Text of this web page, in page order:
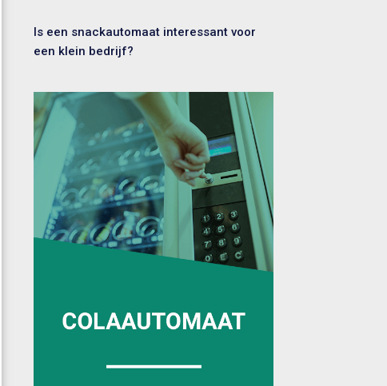
Is een snackautomaat interessant voor
een klein bedrijf?